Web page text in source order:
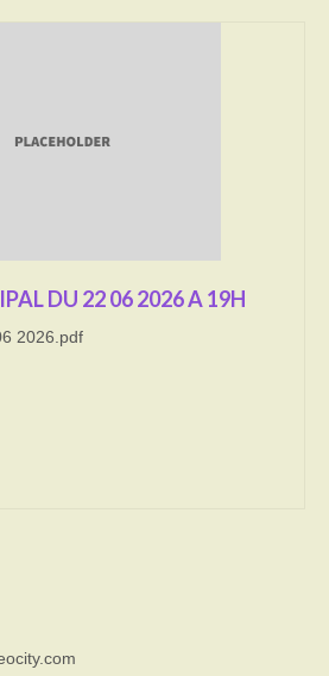
DU 22 06 2026 A 19H
2026.pdf